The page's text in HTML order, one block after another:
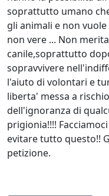
soprattutto umano
gli animali e non
non vere ... Non
canile,soprattutto
sopravvivere
l'aiuto di volontari e
liberta' messa a
dell'ignoranza di
prigionia!!!!
evitare tutto questo!!
petizione.